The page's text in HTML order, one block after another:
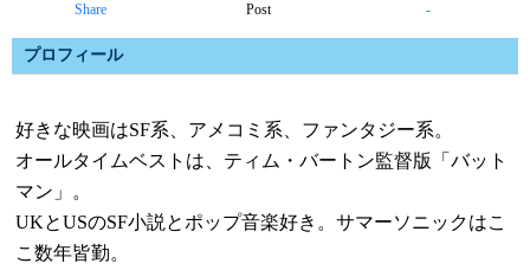
Share Post -
プロフィール
好きな映画はSF系、アメコミ系、ファンタジー系。
オールタイムベストは、ティム・バートン監督版「バット
マン」。
UKとUSのSF小説とポップ音楽好き。サマーソニックはこ
こ数年皆勤。